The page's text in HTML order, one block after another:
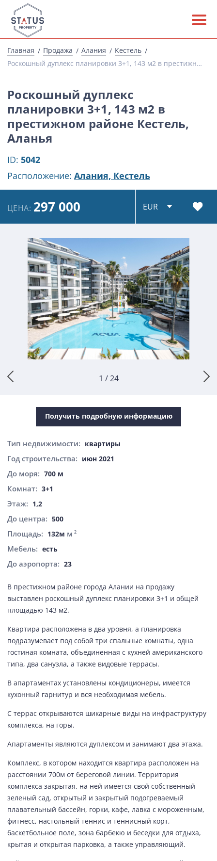
Главная Продажа Алания
Кестель
Роскошный дуплекс планировки 3+1, 143 м2 в престижном районе Кестель, Аланья
Роскошный дуплекс
планировки 3+1, 143 м2 в
престижном районе Кестель,
Аланья
ID: 5042
Расположение: Алания, Кестель
ЦЕНА: 297 000
1 / 24
Получить подробную информацию
Тип недвижимости: квартиры
Год строительства: июн 2021
До моря: 700 м
Комнат: 3+1
Этаж: 1,2
До центра: 500
Площадь: 132м м 2
Мебель: есть
До аэропорта: 23
В престижном районе города Алании на продажу
выставлен роскошный дуплекс планировки 3+1 и общей
площадью 143 м2.
Квартира расположена в два уровня, а планировка
подразумевает под собой три спальные комнаты, одна
гостиная комната, объединенная с кухней американского
типа, два санузла, а также видовые террасы.
В апартаментах установлены кондиционеры, имеется
кухонный гарнитур и вся необходимая мебель.
С террас открываются шикарные виды на инфраструктуру
комплекса, на горы.
Апартаменты являются дуплексом и занимают два этажа.
Комплекс, в котором находится квартира расположен на
расстоянии 700м от береговой линии. Территория
комплекса закрытая, на ней имеется свой собственный
зеленый сад, открытый и закрытый подогреваемый
плавательный бассейн, горки, кафе, лавка с мороженным,
фитнесс, настольный теннис и теннисный корт,
баскетбольное поле, зона барбекю и беседки для отдыха,
крытая и открытая парковка, а также управляющий.